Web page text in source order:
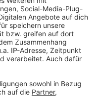
MM
GmbH